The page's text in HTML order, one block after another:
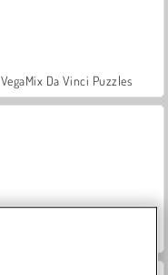
VegaMix Da Vinci Puzzles